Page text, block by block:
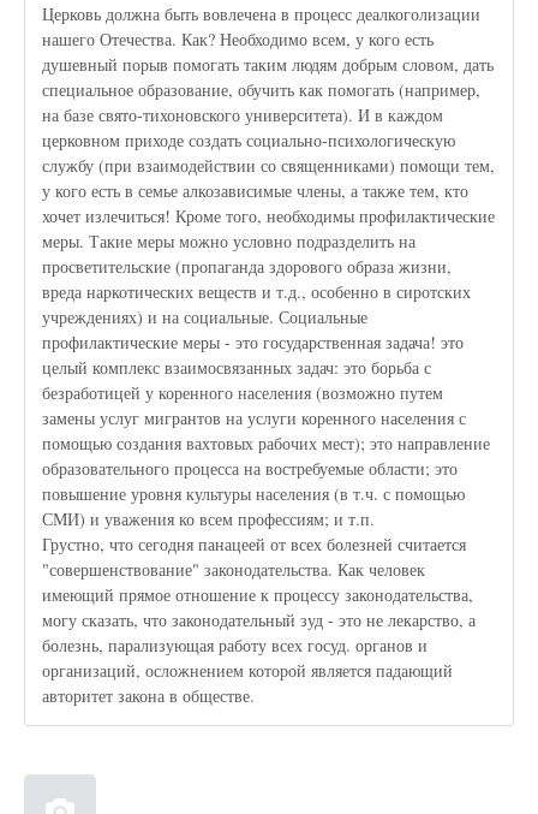
Церковь должна быть вовлечена в процесс деалкоголизации
нашего Отечества. Как? Необходимо всем, у кого есть
душевный порыв помогать таким людям добрым словом, дать
специальное образование, обучить как помогать (например,
на базе свято-тихоновского университета). И в каждом
церковном приходе создать социально-психологическую
службу (при взаимодействии со священниками) помощи тем,
у кого есть в семье алкозависимые члены, а также тем, кто
хочет излечиться! Кроме того, необходимы профилактические
меры. Такие меры можно условно подразделить на
просветительские (пропаганда здорового образа жизни,
вреда наркотических веществ и т.д., особенно в сиротских
учреждениях) и на социальные. Социальные
профилактические меры - это государственная задача! это
целый комплекс взаимосвязанных задач: это борьба с
безработицей у коренного населения (возможно путем
замены услуг мигрантов на услуги коренного населения с
помощью создания вахтовых рабочих мест); это направление
образовательного процесса на востребуемые области; это
повышение уровня культуры населения (в т.ч. с помощью
СМИ) и уважения ко всем профессиям; и т.п.
Грустно, что сегодня панацеей от всех болезней считается
"совершенствование" законодательства. Как человек
имеющий прямое отношение к процессу законодательства,
могу сказать, что законодательный зуд - это не лекарство, а
болезнь, парализующая работу всех госуд. органов и
организаций, осложнением которой является падающий
авторитет закона в обществе.